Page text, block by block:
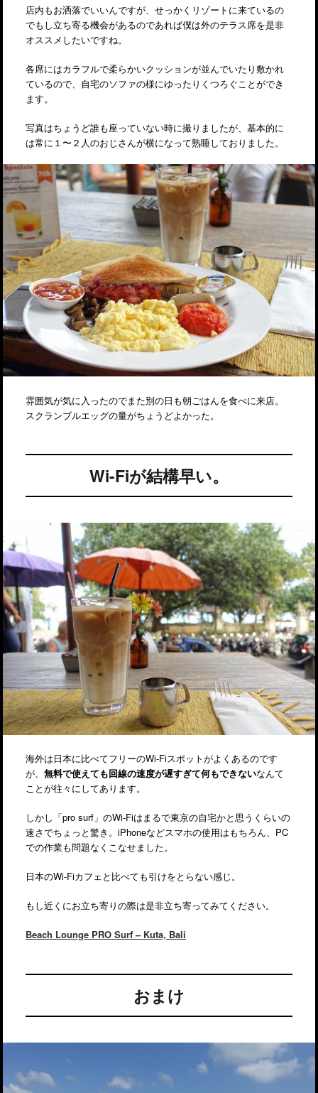
店内もお洒落でいいんですが、せっかくリゾートに来ているの
でもし立ち寄る機会があるのであれば僕は外のテラス席を是非
オススメしたいですね。
各席にはカラフルで柔らかいクッションが並んでいたり敷かれ
ているので、自宅のソファの様にゆったりくつろぐことができ
ます。
写真はちょうど誰も座っていない時に撮りましたが、基本的に
は常に１〜２人のおじさんが横になって熟睡しておりました。
雰囲気が気に入ったのでまた別の日も朝ごはんを食べに来店。
スクランブルエッグの量がちょうどよかった。
Wi-Fiが結構早い。
海外は日本に比べてフリーのWi-Fiスポットがよくあるのです
が、 無料で使えても回線の速度が遅すぎて何もできないなんて
ことが往々にしてあります。
しかし「pro surf」のWi-Fiはまるで東京の自宅かと思うくらいの
速さでちょっと驚き。iPhoneなどスマホの使用はもちろん、PC
での作業も問題なくこなせました。
日本のWi-Fiカフェと比べても引けをとらない感じ。
もし近くにお立ち寄りの際は是非立ち寄ってみてください。
Beach Lounge PRO Surf – Kuta, Bali
おまけ